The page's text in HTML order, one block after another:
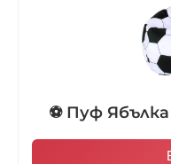
⚽ Пуф